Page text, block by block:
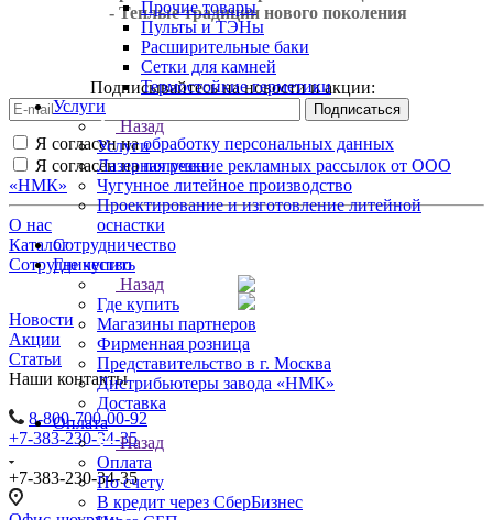
Прочие товары
Пульты и ТЭНы
Расширительные баки
Сетки для камней
Термостойкие герметики
Услуги
Назад
Услуги
Лазерная резка
Чугунное литейное производство
Проектирование и изготовление литейной
оснастки
Сотрудничество
Где купить
Назад
Где купить
Магазины партнеров
Фирменная розница
Представительство в г. Москва
Дистрибьютеры завода «НМК»
Доставка
Оплата
Назад
Оплата
По счету
В кредит через СберБизнес
- Теплые традиции нового поколения
Подписывайтесь на новости и акции:
Я согласен наобработку персональных данных
Я согласен наполучение рекламных рассылок от ООО
«НМК»
О нас
Каталог
Сотрудничество
Новости
Акции
Статьи
Наши контакты
8-800-700-00-92
+7-383-230-34-35
+7-383-230-34-35